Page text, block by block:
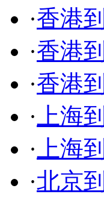
·香港
·香港
·香港
· 上海
· 上海
·北京